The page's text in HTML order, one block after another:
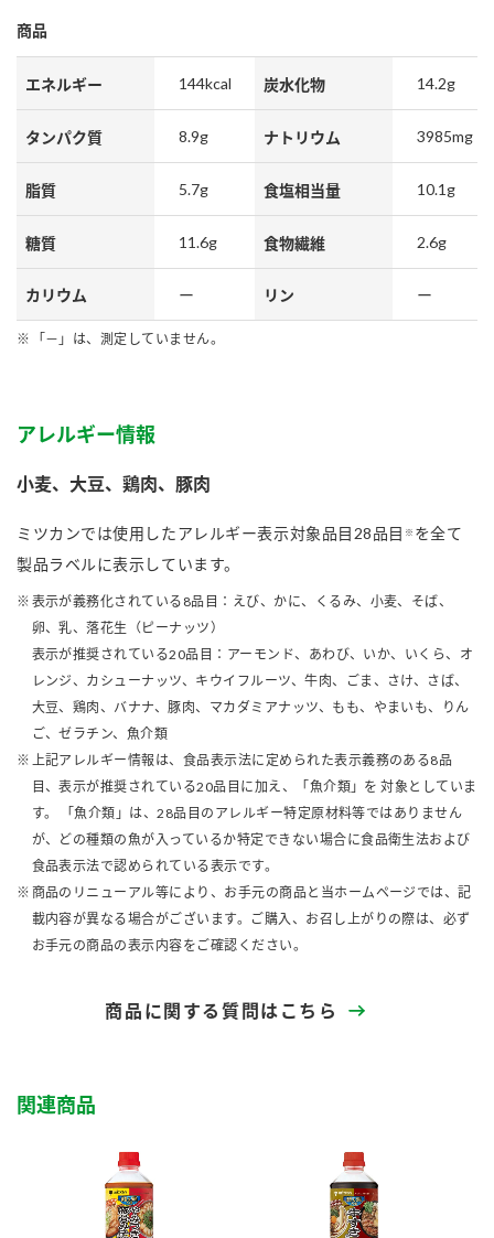
業務用サイト
商品
エネルギー 144kcal 炭水化物 14.2g
タンパク質 8.9g ナトリウム 3985mg
脂質 5.7g 食塩相当量 10.1g
糖質 11.6g 食物繊維 2.6g
カリウム ー リン ー
「－」は、測定していません。
アレルギー情報
小麦、大豆、鶏肉、豚肉
ミツカンでは使用したアレルギー表示対象品目28品目 ※ を全て
製品ラベルに表示しています。
表示が義務化されている8品目：えび、かに、くるみ、小麦、そば、
卵、乳、落花生（ピーナッツ）
表示が推奨されている20品目：アーモンド、あわび、いか、いくら、オ
レンジ、カシューナッツ、キウイフルーツ、牛肉、ごま、さけ、さば、
大豆、鶏肉、バナナ、豚肉、マカダミアナッツ、もも、やまいも、りん
ご、ゼラチン、魚介類
上記アレルギー情報は、食品表示法に定められた表示義務のある8品
目、表示が推奨されている20品目に加え、「魚介類」を 対象としていま
す。 「魚介類」は、28品目のアレルギー特定原材料等ではありません
が、どの種類の魚が入っているか特定できない場合に食品衛生法および
食品表示法で認められている表示です。
商品のリニューアル等により、お手元の商品と当ホームページでは、記
載内容が異なる場合がございます。ご購入、お召し上がりの際は、必ず
お手元の商品の表示内容をご確認ください。
商品に関する質問はこちら
関連商品